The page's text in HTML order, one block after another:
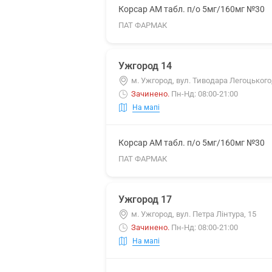
Корсар АМ табл. п/о 5мг/160мг №30
ПАТ ФАРМАК
Ужгород 14
м. Ужгород, вул. Тиводара
Зачинено. Пн-Нд: 08:00-21:00
На мапі
Корсар АМ табл. п/о 5мг/160мг №30
ПАТ ФАРМАК
Ужгород 17
м. Ужгород, вул. Петра Лінтура, 15
Зачинено. Пн-Нд: 08:00-21:00
На мапі